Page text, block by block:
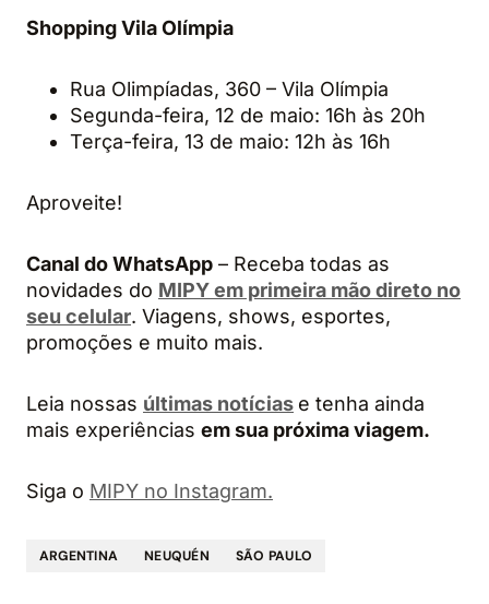
Shopping Vila Olímpia
Rua Olimpíadas, 360 – Vila Olímpia
Segunda-feira, 12 de maio: 16h às 20h
Terça-feira, 13 de maio: 12h às 16h
Aproveite!
Canal do WhatsApp – Receba todas as
novidades do MIPY em primeira mão direto no
seu celular. Viagens, shows, esportes,
promoções e muito mais.
Leia nossas últimas notícias e tenha ainda
mais experiências em sua próxima viagem.
Siga o MIPY no Instagram.
ARGENTINA NEUQUÉN SÃO PAULO